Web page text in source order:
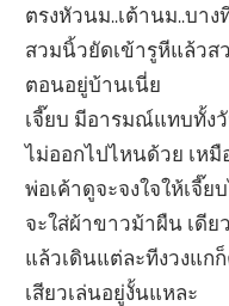
ตรงหัวนม..เต้านม..บาง
สวมนิ้วยัดเข้ารูหีแล้วส
ตอนอยู่บ้านเนี่ย
เจี๊ยบ มีอารมณ์แทบทั้ง
ไม่ออกไปไหนด้วย เหมื
พ่อเค้าดูจะจงใจให้เจี๊
จะใส่ผ้าขาวม้าผืน เดีย
แล้วเดินแต่ละทีงวงแก
เสียวเล่นอยู่งั้นแหละ